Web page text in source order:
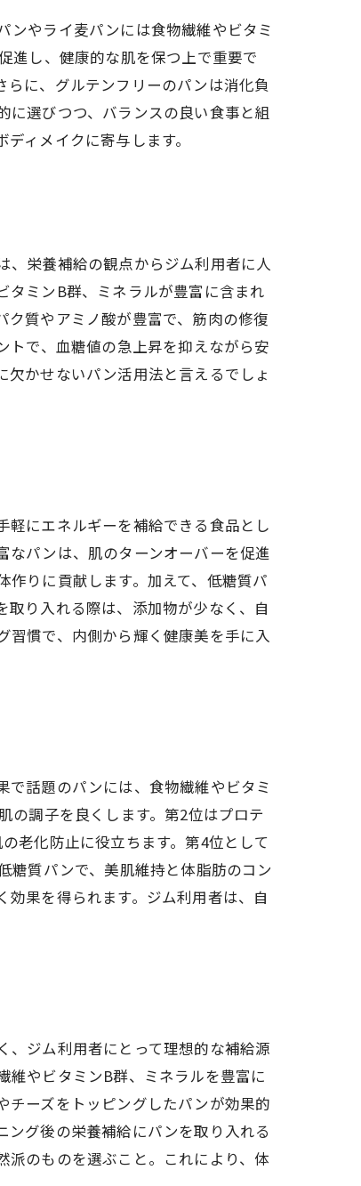
ンやライ麦パンには食物繊維やビタミ
進し、健康的な肌を保つ上で重要で
に、グルテンフリーのパンは消化負
選びつつ、バランスの良い食事と組
ィメイクに寄与します。
、栄養補給の観点からジム利用者に人
タミンB群、ミネラルが豊富に含まれ
質やアミノ酸が豊富で、筋肉の修復
トで、血糖値の急上昇を抑えながら安
かせないパン活用法と言えるでしょ
にエネルギーを補給できる食品とし
なパンは、肌のターンオーバーを促進
りに貢献します。加えて、低糖質パ
り入れる際は、添加物が少なく、自
習慣で、内側から輝く健康美を手に入
話題のパンには、食物繊維やビタミ
の調子を良くします。第2位はプロテ
老化防止に役立ちます。第4位として
糖質パンで、美肌維持と体脂肪のコン
果を得られます。ジム利用者は、自
、ジム利用者にとって理想的な補給源
維やビタミンB群、ミネラルを豊富に
チーズをトッピングしたパンが効果的
グ後の栄養補給にパンを取り入れる
派のものを選ぶこと。これにより、体